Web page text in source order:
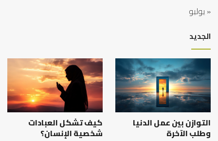
« يوليو
الجديد
التوازن بين عمل الدنيا
وطلب الآخرة
كيف تشكل العبادات
شخصية الإنسان؟